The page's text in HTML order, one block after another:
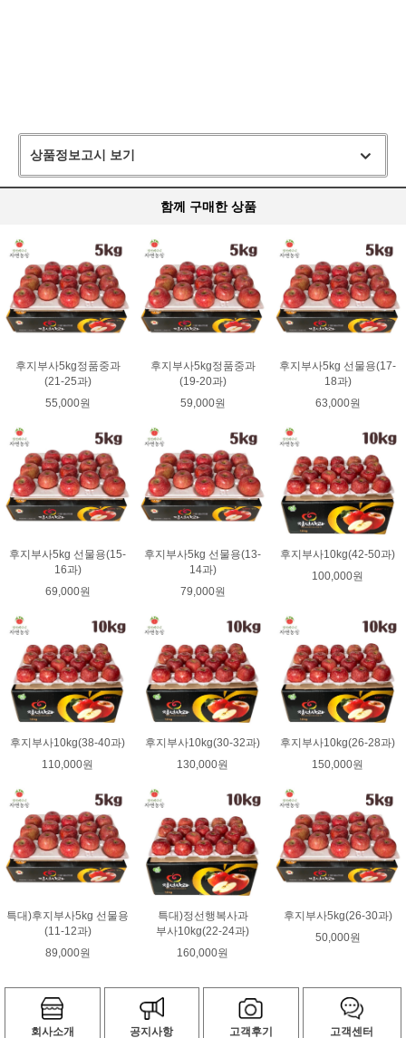
상품정보고시 보기
함께 구매한 상품
후지부사5kg정품중과
(21-25과)
55,000원
후지부사5kg정품중과
(19-20과)
59,000원
후지부사5kg 선물용(17-
18과)
63,000원
후지부사5kg 선물용(15-
16과)
69,000원
후지부사5kg 선물용(13-
14과)
79,000원
후지부사10kg(42-50과)
100,000원
후지부사10kg(38-40과)
110,000원
후지부사10kg(30-32과)
130,000원
후지부사10kg(26-28과)
150,000원
특대)후지부사5kg 선물용
(11-12과)
89,000원
특대)정선행복사과
부사10kg(22-24과)
160,000원
후지부사5kg(26-30과)
50,000원
회사소개 공지사항 고객후기 고객센터